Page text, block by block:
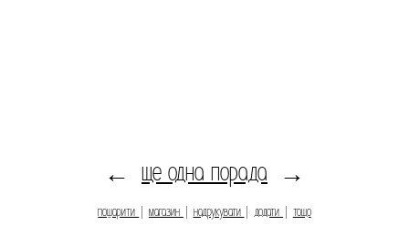
← ще одна порада →
пошарити магазин надрукувати додати тощо